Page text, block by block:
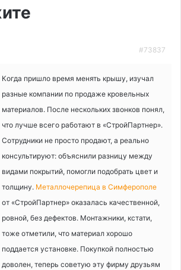
#73837
Когда пришло время менять крышу, изучал
разные компании по продаже кровельных
материалов. После нескольких звонков понял,
что лучше всего работают в «СтройПартнер».
Сотрудники не просто продают, а реально
консультируют: объяснили разницу между
видами покрытий, помогли подобрать цвет и
толщину. Металлочерепица в Симферополе
от «СтройПартнер» оказалась качественной,
ровной, без дефектов. Монтажники, кстати,
тоже отметили, что материал хорошо
поддается установке. Покупкой полностью
доволен, теперь советую эту фирму друзьям